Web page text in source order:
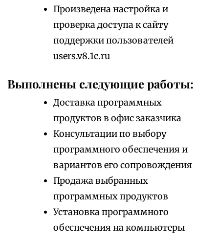
Произведена настройка и
проверка доступа к сайту
поддержки пользователей
users.v8.1c.ru
Выполнены следующие работы:
Доставка программных
продуктов в офис заказчика
Консультации по выбору
программного обеспечения и
вариантов его сопровождения
Продажа выбранных
программных продуктов
Установка программного
обеспечения на компьютеры